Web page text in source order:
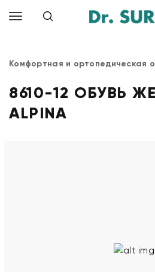
Комфортная и ортопедическая
8610-12 ОБУВЬ
ALPINA